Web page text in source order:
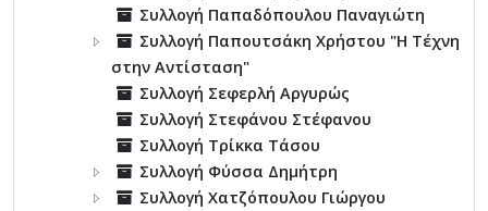
Συλλογή Παπαδόπουλου Παναγιώτη
Συλλογή Παπουτσάκη Χρήστου "Η Τέχνη
στην Αντίσταση"
Συλλογή Σεφερλή Αργυρώς
Συλλογή Στεφάνου Στέφανου
Συλλογή Τρίκκα Τάσου
Συλλογή Φύσσα Δημήτρη
Συλλογή Χατζόπουλου Γιώργου